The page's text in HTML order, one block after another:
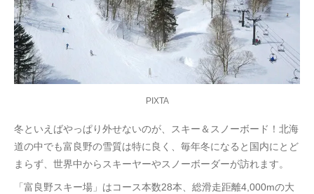
PIXTA
冬といえばやっぱり外せないのが、スキー＆スノーボード！北海
道の中でも富良野の雪質は特に良く、毎年冬になると国内にとど
まらず、世界中からスキーヤーやスノーボーダーが訪れます。
「富良野スキー場」はコース本数28本、総滑走距離4,000mの大